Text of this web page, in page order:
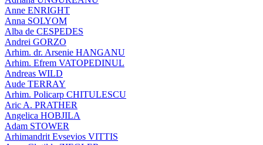
Anne ENRIGHT
Anna SOLYOM
Alba de CESPEDES
Andrei GORZO
Arhim. dr. Arsenie HANGANU
Arhim. Efrem VATOPEDINUL
Andreas WILD
Aude TERRAY
Arhim. Policarp CHITULESCU
Aric A. PRATHER
Angelica HOBJILA
Adam STOWER
Arhimandrit Evsevios VITTIS